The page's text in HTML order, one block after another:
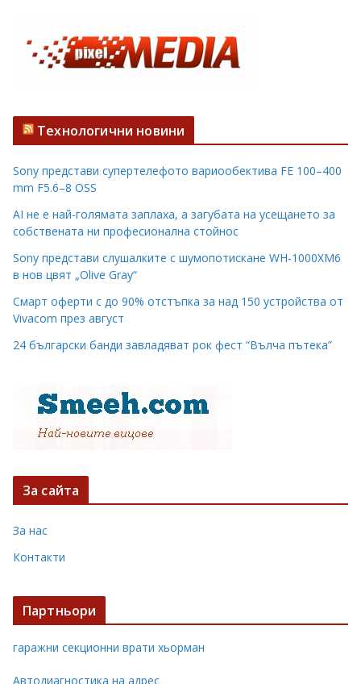
Технологични новини
Sony представи супертелефото вариообектива FE 100–400
mm F5.6–8 OSS
AI не е най-голямата заплаха, а загубата на усещането за
собствената ни професионална стойнос
Sony представи слушалките с шумопотискане WH-1000XM6
в нов цвят „Olive Gray“
Смарт оферти с до 90% отстъпка за над 150 устройства от
Vivacom през август
24 български банди завладяват рок фест “Вълча пътека”
За сайта
За нас
Контакти
Партньори
гаражни секционни врати хьорман
Автодиагностика на адрес